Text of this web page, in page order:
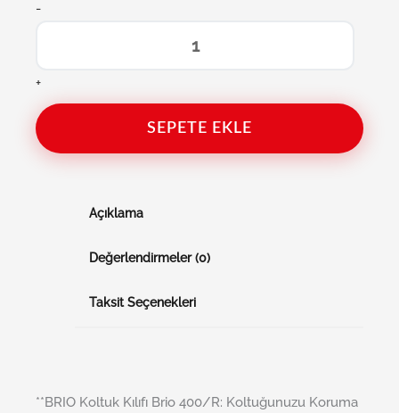
-
+
SEPETE EKLE
Açıklama
Değerlendirmeler (0)
Taksit Seçenekleri
**BRIO Koltuk Kılıfı Brio 400/R: Koltuğunuzu Koruma